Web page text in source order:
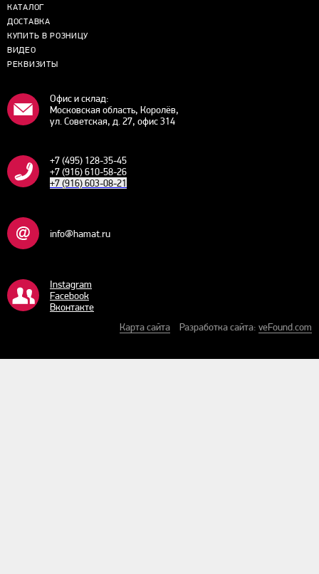
КАТАЛОГ
ДОСТАВКА
КУПИТЬ В РОЗНИЦУ
ВИДЕО
РЕКВИЗИТЫ
Офис и склад:
Московская область, Королёв,
ул. Советская, д. 27, офис 314
+7 (495) 128-35-45
+7 (916) 610-58-26
+7 (916) 603-08-21
info@hamat.ru
Instagram
Facebook
Bконтакте
Карта сайта
Разработка сайта: veFound.com